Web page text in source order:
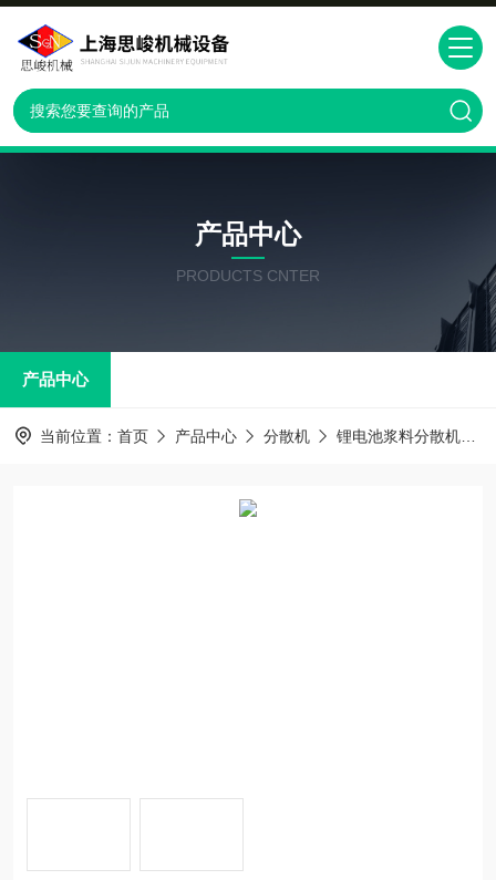
产品中心
PRODUCTS CNTER
产品中心
当前位置： 首页 产品中心 分散机 锂电池浆料分散机